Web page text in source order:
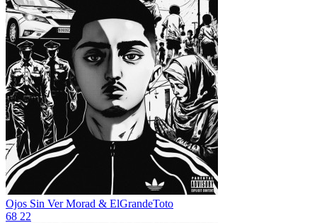
Ojos Sin Ver Morad & ElGrandeToto
68 22